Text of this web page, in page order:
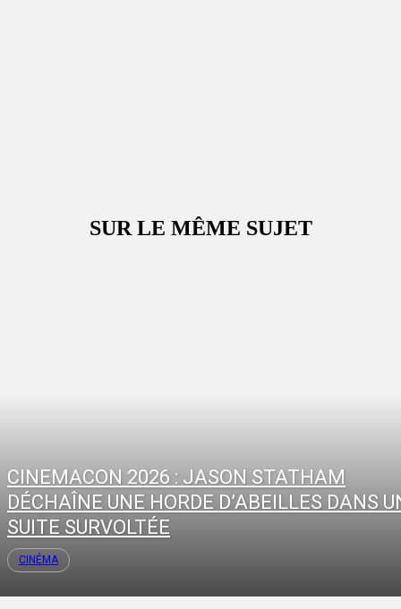
SUR LE MÊME SUJET
CINEMACON 2026 : JASON STATHAM
DÉCHAÎNE UNE HORDE D’ABEILLES DANS
SUITE SURVOLTÉE
CINÉMA